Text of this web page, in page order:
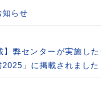
知らせ
】弊センターが実施し
」に掲載されました